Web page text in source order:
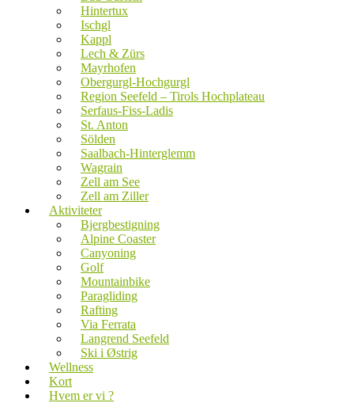
Hintertux
Ischgl
Kappl
Lech & Zürs
Mayrhofen
Obergurgl-Hochgurgl
Region Seefeld – Tirols Hochplateau
Serfaus-Fiss-Ladis
St. Anton
Sölden
Saalbach-Hinterglemm
Wagrain
Zell am See
Zell am Ziller
Aktiviteter
Bjergbestigning
Alpine Coaster
Canyoning
Golf
Mountainbike
Paragliding
Rafting
Via Ferrata
Langrend Seefeld
Ski i Østrig
Wellness
Kort
Hvem er vi ?